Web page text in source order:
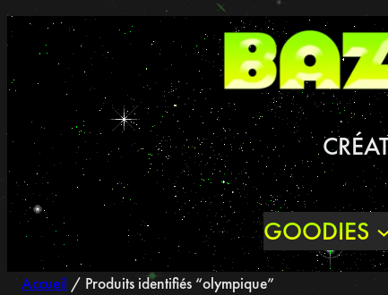
Aller
au
contenu
GOODIES
Accueil / Produits identifiés “olympique”